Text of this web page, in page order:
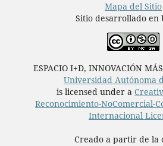
Mapa del Sitio
Sitio desarrollado en
ESPACIO I+D, INNOVACIÓN
Universidad Autónoma
is licensed under a
Reconocimiento-NoComercial-
Internacional
Creado a partir de la